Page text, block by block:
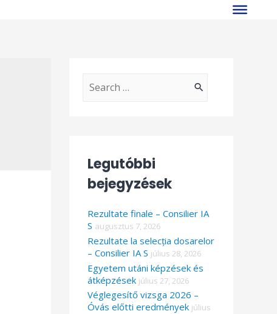
S
c
h
o
r
Legutóbbi
bejegyzések
Rezultate finale – Consilier IA
S augusztus 7, 2026
Rezultate la selecția dosarelor
– Consilier IA S július 28, 2026
Egyetem utáni képzések és
átképzések július 27, 2026
Véglegesítő vizsga 2026 –
Óvás előtti eredmények július